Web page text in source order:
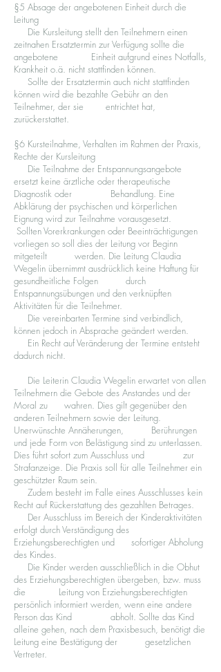
§5 Absage der angebotenen Einheit durch die
Leitung
Die Kursleitung stellt den Teilnehmern einen
zeitnahen Ersatztermin zur Verfügung sollte die
angebotene Einheit aufgrund eines Notfalls,
Krankheit o.ä. nicht stattfinden können.
Sollte der Ersatztermin auch nicht stattfinden
können wird die bezahlte Gebühr an den
Teilnehmer, der sie entrichtet hat,
zurückerstattet.
§6 Kursteilnahme, Verhalten im Rahmen der Praxis,
Rechte der Kursleitung
Die Teilnahme der Entspannungsangebote
ersetzt keine ärztliche oder therapeutische
Diagnostik oder Behandlung. Eine
Abklärung der psychischen und körperlichen
Eignung wird zur Teilnahme vorausgesetzt.
Sollten Vorerkrankungen oder Beeinträchtigungen
vorliegen so soll dies der Leitung vor Beginn
mitgeteilt werden. Die Leitung Claudia
Wegelin übernimmt ausdrücklich keine Haftung für
gesundheitliche Folgen durch
Entspannungsübungen und den verknüpften
Aktivitäten für die Teilnehmer.
Die vereinbarten Termine sind verbindlich,
können jedoch in Absprache geändert werden.
Ein Recht auf Veränderung der Termine entsteht
dadurch nicht.
Die Leiterin Claudia Wegelin erwartet von allen
Teilnehmern die Gebote des Anstandes und der
Moral zu wahren. Dies gilt gegenüber den
anderen Teilnehmern sowie der Leitung.
Unerwünschte Annäherungen, Berührungen
und jede Form von Belästigung sind zu unterlassen.
Dies führt sofort zum Ausschluss und zur
Strafanzeige. Die Praxis soll für alle Teilnehmer ein
geschützter Raum sein.
Zudem besteht im Falle eines Ausschlusses kein
Recht auf Rückerstattung des gezahlten Betrages.
Der Ausschluss im Bereich der Kinderaktivitäten
erfolgt durch Verständigung des
Erziehungsberechtigten und sofortiger Abholung
des Kindes.
Die Kinder werden ausschließlich in die Obhut
des Erziehungsberechtigten übergeben, bzw. muss
die Leitung von Erziehungsberechtigten
persönlich informiert werden, wenn eine andere
Person das Kind abholt. Sollte das Kind
alleine gehen, nach dem Praxisbesuch, benötigt die
Leitung eine Bestätigung der gesetzlichen
Vertreter.